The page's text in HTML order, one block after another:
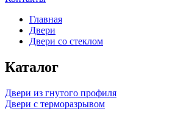
Главная
Двери
Двери со стеклом
Каталог
Двери из гнутого профиля
Двери с терморазрывом